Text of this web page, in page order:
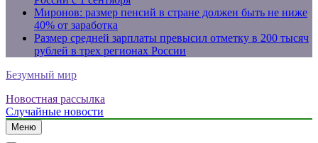
Миронов: размер пенсий в стране должен быть не ниже
40% от заработка
Размер средней зарплаты превысил отметку в 200 тысяч
рублей в трех регионах России
Безумный мир
Новостная рассылка
Случайные новости
Меню